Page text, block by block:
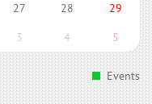
27 28
29
3 4 5
Events